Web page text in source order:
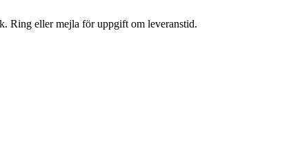
Ring eller mejla för uppgift om leveranstid.